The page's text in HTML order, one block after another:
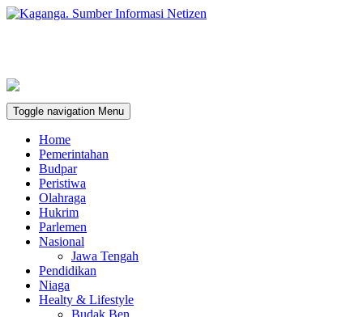
Toggle navigation Menu
Home
Pemerintahan
Budpar
Peristiwa
Olahraga
Hukrim
Parlemen
Nasional
Jawa Tengah
Pendidikan
Niaga
Healty & Lifestyle